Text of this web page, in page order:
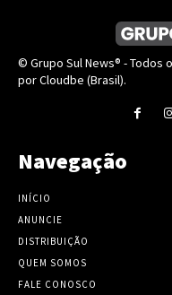
© Grupo Sul News® -
por Cloudbe (Brasil).
Navegação
INÍCIO
ANUNCIE
DISTRIBUIÇÃO
QUEM SOMOS
FALE CONOSCO